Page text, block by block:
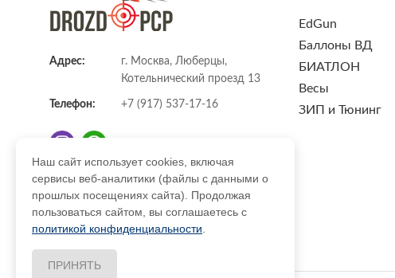
Адрес:
г. Москва, Люберцы,
Котельнический проезд 13
Телефон: +7 (917) 537-17-16
E-mail: info@DrozdPcp.ru
EdGun
Баллоны ВД
БИАТЛОН
Весы
ЗИП и Тюнинг
Наш сайт использует cookies, включая
сервисы веб-аналитики (файлы с данными о
прошлых посещениях сайта). Продолжая
пользоваться сайтом, вы соглашаетесь с
политикой конфиденциальности
ПРИНЯТЬ